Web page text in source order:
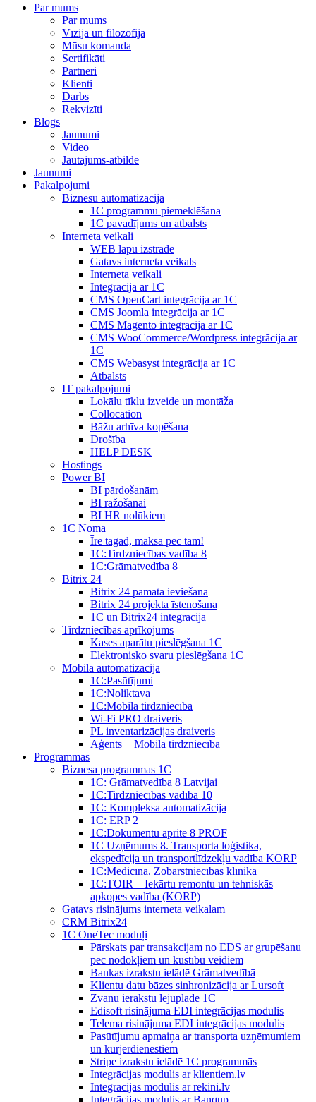
Par mums
Par mums
Vīzija un filozofija
Mūsu komanda
Sertifikāti
Partneri
Klienti
Darbs
Rekvizīti
Blogs
Jaunumi
Video
Jautājums-atbilde
Jaunumi
Pakalpojumi
Biznesu automatizācija
1С programmu piemeklēšana
1С pavadījums un atbalsts
Interneta veikali
WEB lapu izstrāde
Gatavs interneta veikals
Interneta veikali
Integrācija ar 1C
CMS OpenCart integrācija ar 1C
CMS Joomla integrācija ar 1C
CMS Magento integrācija ar 1C
CMS WooCommerce/Wordpress integrācija ar
1C
CMS Webasyst integrācija ar 1C
Atbalsts
IT pakalpojumi
Lokālu tīklu izveide un montāža
Collocation
Bāžu arhīva kopēšana
Drošība
HELP DESK
Hostings
Power BI
BI pārdošanām
BI ražošanai
BI HR nolūkiem
1C Noma
Īrē tagad, maksā pēc tam!
1С:Tirdzniecības vadība 8
1С:Grāmatvedība 8
Bitrix 24
Bitrix 24 pamata ieviešana
Bitrix 24 projekta īstenošana
1C un Bitrix24 integrācija
Tirdzniecības aprīkojums
Kases aparātu pieslēgšana 1C
Elektronisko svaru pieslēgšana 1C
Mobilā automatizācija
1С:Pasūtījumi
1С:Noliktava
1С:Mobilā tirdzniecība
Wi-Fi PRO draiveris
PL inventarizācijas draiveris
Aģents + Mobilā tirdzniecība
Programmas
Biznesa programmas 1C
1C: Grāmatvedība 8 Latvijai
1C:Tirdzniecības vadība 10
1С: Kompleksa automatizācija
1C: ERP 2
1С:Dokumentu aprite 8 PROF
1C Uzņēmums 8. Transporta loģistika,
ekspedīcija un transportlīdzekļu vadība KORP
1C:Medicīna. Zobārstniecības klīnika
1C:TOIR – Iekārtu remontu un tehniskās
apkopes vadība (KORP)
Gatavs risinājums interneta veikalam
CRM Bitrix24
1С OneTec moduļi
Pārskats par transakcijam no EDS ar grupēšanu
pēc nodokļiem un kustību veidiem
Bankas izrakstu ielādē Grāmatvedībā
Klientu datu bāzes sinhronizācija ar Lursoft
Zvanu ierakstu lejuplāde 1C
Edisoft risinājuma EDI integrācijas modulis
Telema risinājuma EDI integrācijas modulis
Pasūtījumu apmaiņa ar transporta uzņēmumiem
un kurjerdienestiem
Stripe izrakstu ielādē 1C programmās
Integrācijas modulis ar klientiem.lv
Integrācijas modulis ar rekini.lv
Integrācijas modulis ar Banqup